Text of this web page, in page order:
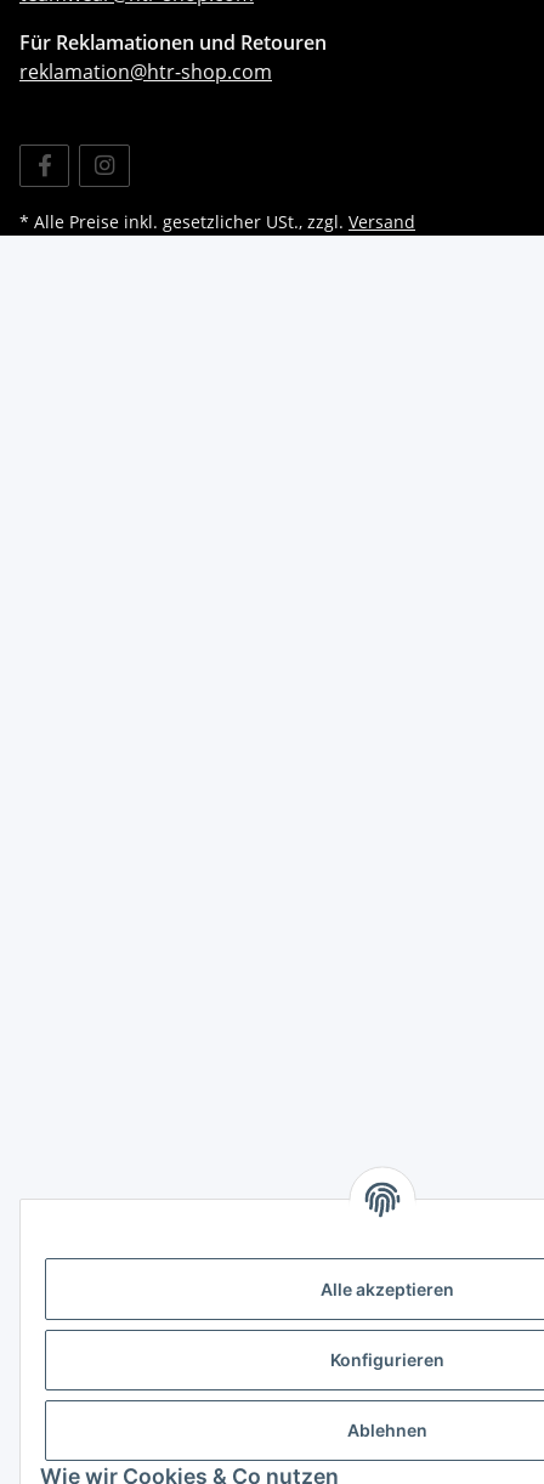
Alle akzeptieren
Konfigurieren
Ablehnen
Wie wir Cookies & Co nutzen
Für Reklamationen und Retouren
reklamation@htr-shop.com
* Alle Preise inkl. gesetzlicher USt., zzgl. Versand